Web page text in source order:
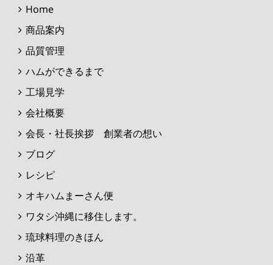
Home
商品案内
品質管理
ハムができるまで
工場見学
会社概要
会長・社長挨拶 創業者の想い
ブログ
レシピ
オキハムまーさん便
ワタシ沖縄に移住します。
琉球料理のきほん
沿革